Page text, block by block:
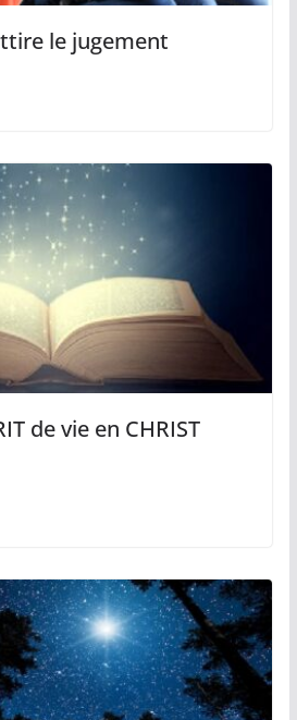
le jugement
de vie en CHRIST